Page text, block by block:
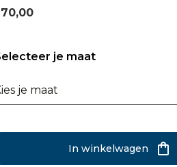
je maat
je maat
In winkelwagen